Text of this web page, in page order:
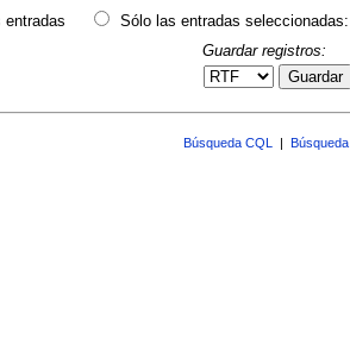
entradas
Sólo las entradas seleccionadas:
Guardar registros:
Guardar
Búsqueda CQL